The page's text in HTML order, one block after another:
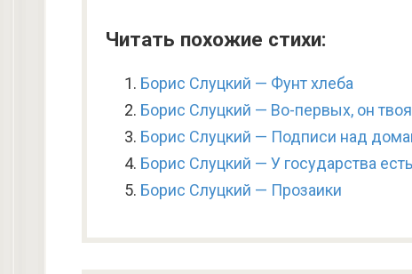
Читать похожие стихи:
Борис Слуцкий — Фунт хлеба
Борис Слуцкий — Во-первых, он
Борис Слуцкий — Подписи над
Борис Слуцкий — У государства
Борис Слуцкий — Прозаики